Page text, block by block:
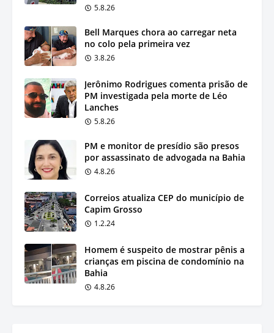
5.8.26
Bell Marques chora ao carregar neta
no colo pela primeira vez
3.8.26
Jerônimo Rodrigues comenta prisão de
PM investigada pela morte de Léo
Lanches
5.8.26
PM e monitor de presídio são presos
por assassinato de advogada na Bahia
4.8.26
Correios atualiza CEP do município de
Capim Grosso
1.2.24
Homem é suspeito de mostrar pênis a
crianças em piscina de condomínio na
Bahia
4.8.26